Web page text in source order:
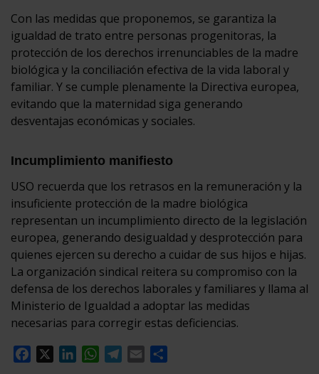
Con las medidas que proponemos, se garantiza la
igualdad de trato entre personas progenitoras, la
protección de los derechos irrenunciables de la madre
biológica y la conciliación efectiva de la vida laboral y
familiar. Y se cumple plenamente la Directiva europea,
evitando que la maternidad siga generando
desventajas económicas y sociales.
Incumplimiento manifiesto
USO recuerda que los retrasos en la remuneración y la
insuficiente protección de la madre biológica
representan un incumplimiento directo de la legislación
europea, generando desigualdad y desprotección para
quienes ejercen su derecho a cuidar de sus hijos e hijas.
La organización sindical reitera su compromiso con la
defensa de los derechos laborales y familiares y llama al
Ministerio de Igualdad a adoptar las medidas
necesarias para corregir estas deficiencias.
Facebook
LinkedInWhatsApp
Telegram
Email